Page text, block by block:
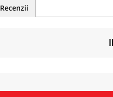
Recenzii